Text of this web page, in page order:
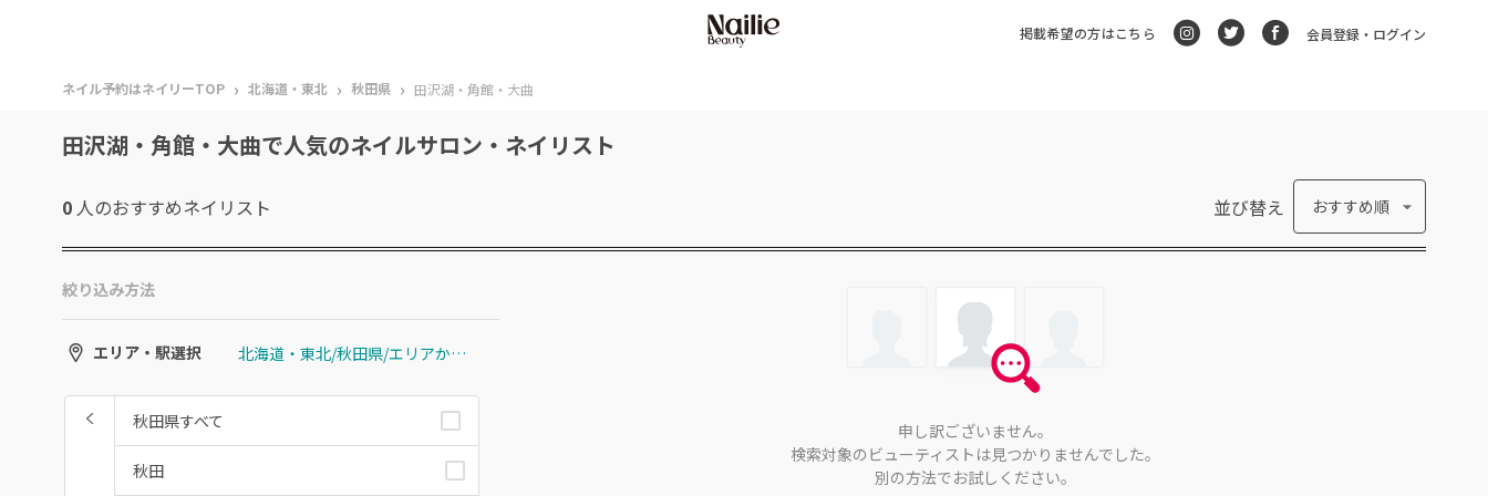
掲載希望の方はこちら 会員登録・ログイン
ネイル予約はネイリーTOP › 北海道・東北 › 秋田県 › 田沢湖・角館・大曲
田沢湖・角館・大曲で人気のネイルサロン・ネイリスト
0 人のおすすめネイリスト 並び替え おすすめ順
絞り込み方法
エリア・駅選択 北海道・東北/秋田県/エリアから選ぶ/田沢湖・角館・大曲
秋田県すべて
秋田
申し訳ございません。
検索対象のビューティストは見つかりませんでした。
別の方法でお試しください。